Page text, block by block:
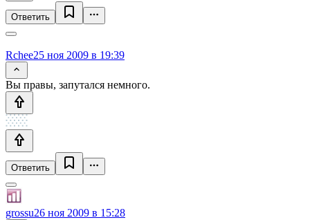
Ответить
Rchee25 ноя 2009 в 19:39
Вы правы, запутался немного.
Ответить
grossu26 ноя 2009 в 15:28